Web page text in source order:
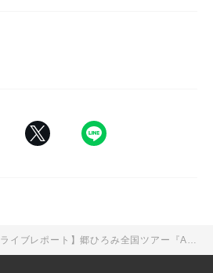
【ライブレポート】郷ひろみ全国ツアー『ALL MY LOVE』開幕！「まだまだ続くはるかな道をこれからも一緒に歩いてください」